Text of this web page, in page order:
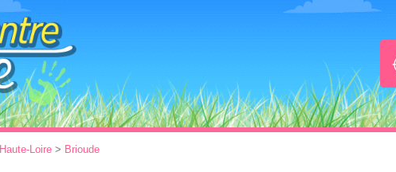
Haute-Loire > Brioude